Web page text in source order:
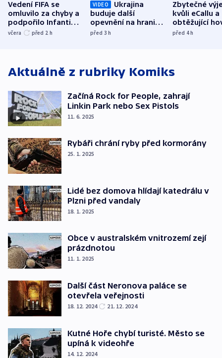
Vedení FIFA se
omluvilo za chyby a
podpořilo Infantina.
UEFA trvá na
včera před 2 h
VIDEO
Ukrajina
buduje další
opevnění na hranici
s Běloruskem
před 3h
Zbytečné
kvůli eCallu a
obtěžující
zdržují
před 4h
Aktuálně z rubriky Komiks
Začíná Rock for People, zahrají
Linkin Park nebo Sex Pistols
11. 6. 2025
Rybáři chrání ryby před kormorány
25. 1. 2025
Lidé bez domova hlídají katedrálu v
Plzni před vandaly
18. 1. 2025
Obce v australském vnitrozemí zejí
prázdnotou
11. 1. 2025
Další část Neronova paláce se
otevřela veřejnosti
18. 12. 2024 21. 12. 2024
Kutné Hoře chybí turisté. Město se
upíná k videohře
14. 12. 2024